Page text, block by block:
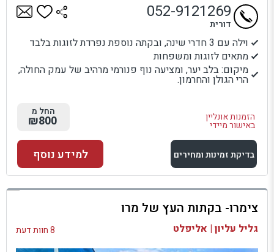
וילה עם 3 חדרי שינה, ובקתה נוספת נפרדת לזוגות בלבד
מתאים לזוגות ומשפחות
מיקום: בלב יער, ומציעה נוף פנורמי מרהיב של עמק החולה,
הרי הגולן והחרמון.
הזמנות אונליין
באישור מיידי
052-9121269
דורית
החל מ
₪800
בדיקת זמינות ומחירים
למתחם זה
בדיקת זמינות ומחירים
למידע נוסף
צימרו- בקתות העץ של מרו
גליל עליון | אליפלט 8 חוות דעת